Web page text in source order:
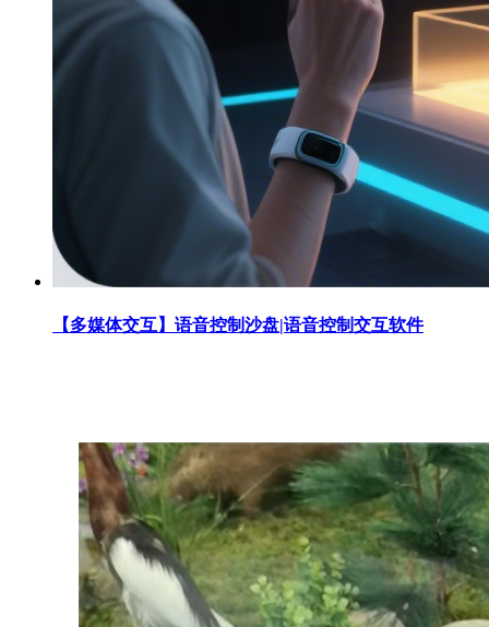
【多媒体交互】语音控制沙盘|语音控制交互软件